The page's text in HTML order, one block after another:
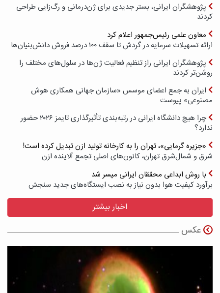
پژوهشگران ایرانی، بستر جدیدی برای ژن‌درمانی و رگ‌زایی طراحی
کردند
معاون علمی رئیس‌جمهور اعلام کرد
ارائه تسهیلات سرمایه در گردش تا سقف ۱۰۰ درصد فروش دانش‌بنیان‌ها
پژوهشگران ایرانی راز تنظیم فعالیت ژن‌ها در سلول‌های مختلف را
روشن‌تر کردند
ایران به جمع اعضای موسس «سازمان جهانی همکاری هوش
مصنوعی» پیوست
چرا هیچ دانشگاه ایرانی در رتبه‌بندی تأثیرگذاری تایمز ۲۰۲۶ حضور
ندارد؟
«جزیره گرمایی»، تهران را به کارخانه تولید ازن تبدیل کرده است!
شرق و شمال‌شرق تهران، کانون‌های اصلی تجمع آلاینده ازن
با روش ابداعی محققان ایرانی میسر شد
برآورد کیفیت هوا بدون نیاز به نصب ایستگاه‌های جدید سنجش
اخبار بیشتر
عکس